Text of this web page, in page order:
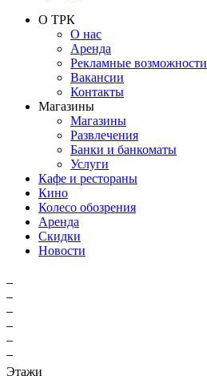
О ТРК
О нас
Аренда
Рекламные возможности
Вакансии
Контакты
Магазины
Магазины
Развлечения
Банки и банкоматы
Услуги
Кафе и рестораны
Кино
Колесо обозрения
Аренда
Скидки
Новости
Этажи